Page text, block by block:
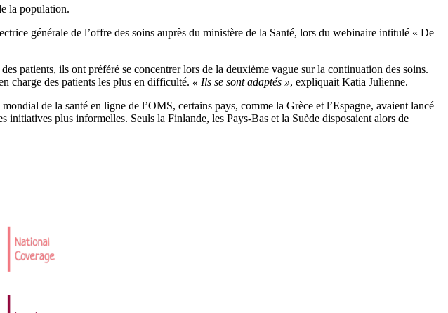
la population.
générale de l’offre des soins auprès du ministère de la Santé, lors du webinaire intitulé « De
patients, ils ont préféré se concentrer lors de la deuxième vague sur la continuation des soins.
charge des patients les plus en difficulté. « Ils se sont adaptés », expliquait Katia Julienne.
de la santé en ligne de l’OMS, certains pays, comme la Grèce et l’Espagne, avaient lancé
plus informelles. Seuls la Finlande, les Pays-Bas et la Suède disposaient alors de